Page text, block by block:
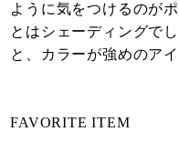
ように気をつけるのが
とはシェーディングで
と、カラーが強めのア
FAVORITE ITEM